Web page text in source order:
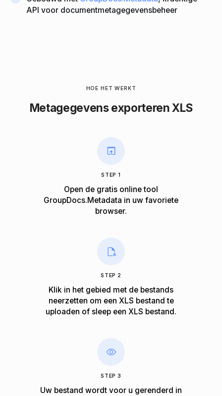
API voor documentmetagegevensbeheer
HOE HET WERKT
Metagegevens exporteren XLS
STEP 1
Open de gratis online tool
GroupDocs.Metadata in uw favoriete
browser.
STEP 2
Klik in het gebied met de bestands
neerzetten om een XLS bestand te
uploaden of sleep een XLS bestand.
STEP 3
Uw bestand wordt voor u gerenderd in